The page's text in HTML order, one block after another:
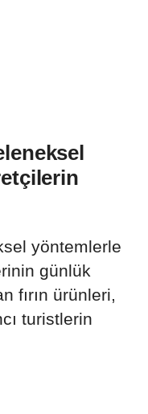
yöntemlerle
günlük
fırın ürünleri,
turistlerin